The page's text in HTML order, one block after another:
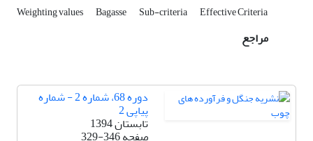
Weighting values Bagasse Sub-criteria Effective Criteria
مراجع
دوره 68، شماره 2 - شماره
پیاپی 2
تابستان 1394